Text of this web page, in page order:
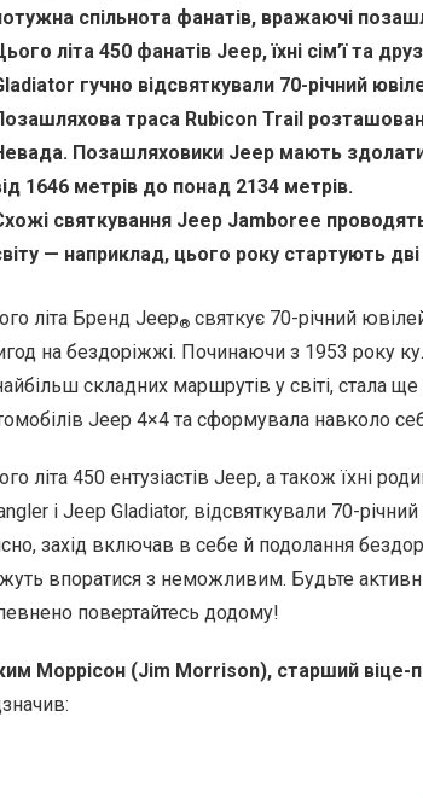
спільнота фанатів, вражаючі
літа 450 фанатів Jeep, їхні сім’ї та
гучно відсвяткували 70-річний
траса Rubicon Trail
Позашляховики Jeep мають
1646 метрів до понад 2134 метрів.
святкування Jeep Jamboree
— наприклад, цього року стартують
літа Бренд Jeep® святкує 70-річний
на бездоріжжі. Починаючи з 1953 року
складних маршрутів у світі, стала
Jeep 4×4 та сформувала навколо
літа 450 ентузіастів Jeep, а також їхні
і Jeep Gladiator, відсвяткували 70-
захід включав в себе й подолання
впоратися з неможливим. Будьте
повертайтесь додому!
Моррісон (Jim Morrison), старший віце-